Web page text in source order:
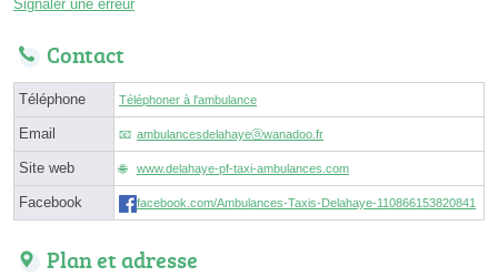
Signaler une erreur
Contact
Téléphone Téléphoner à l'ambulance
Email ambulancesdelahayeⓐwanadoo.fr
Site web www.delahaye-pf-taxi-ambulances.com
Facebook facebook.com/Ambulances-Taxis-Delahaye-110866153820841
Plan et adresse